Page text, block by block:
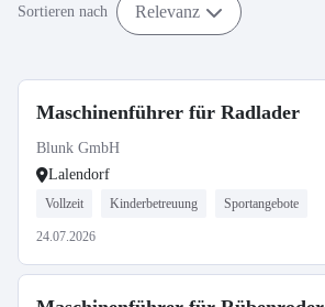
Sortieren nach Relevanz
Maschinenführer für Radlader
Blunk GmbH
Lalendorf
Vollzeit Kinderbetreuung Sportangebote
24.07.2026